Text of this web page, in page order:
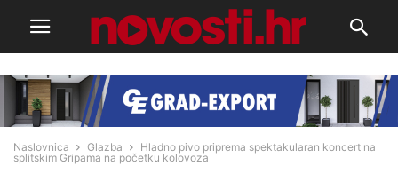
Naslovnica Glazba
Hladno pivo priprema spektakularan koncert na
splitskim Gripama na početku kolovoza